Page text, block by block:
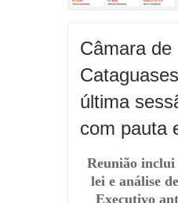
Câmara de
última
com pauta
Reunião inclui
lei e análise
Executivo